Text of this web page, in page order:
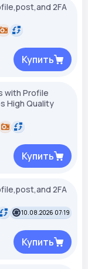
2FA
Купить
with Profile
High Quality
Купить
2FA
10.08.2026 07:19
Купить